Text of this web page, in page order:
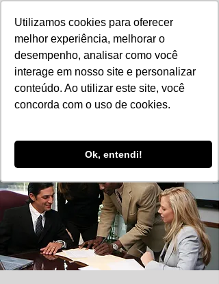
Utilizamos cookies para oferecer
melhor experiência, melhorar o
desempenho, analisar como você
interage em nosso site e personalizar
conteúdo. Ao utilizar este site, você
concorda com o uso de cookies.
Ok, entendi!